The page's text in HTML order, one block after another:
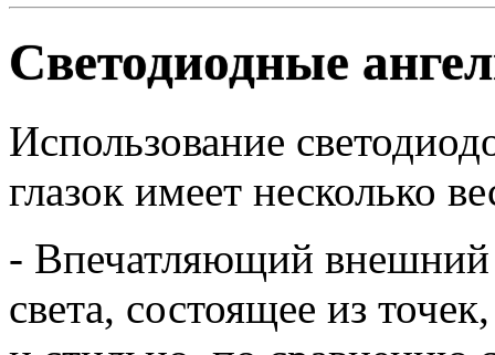
Светодиодные
Использование
глазок имеет несколько
- Впечатляющий внешний
света, состоящее из